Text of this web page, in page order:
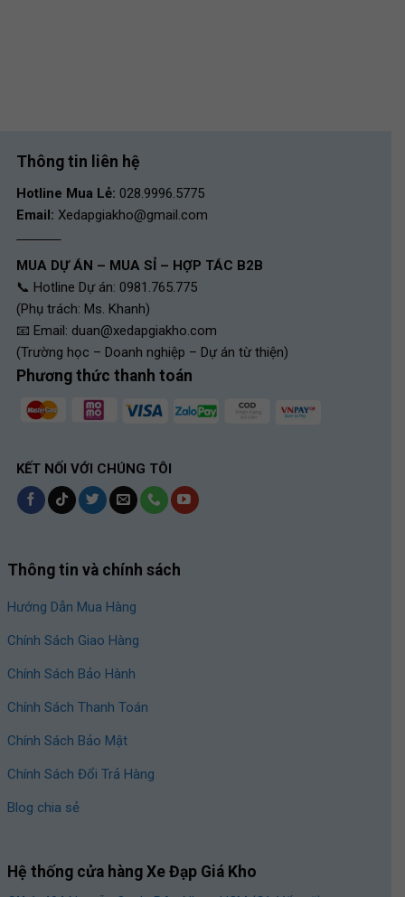
Thông tin liên hệ
Hotline Mua Lẻ: 028.9996.5775
Email: Xedapgiakho@gmail.com
MUA DỰ ÁN – MUA SỈ – HỢP TÁC B2B
📞 Hotline Dự án: 0981.765.775
(Phụ trách: Ms. Khanh)
📧 Email: duan@xedapgiakho.com
(Trường học – Doanh nghiệp – Dự án từ thiện)
Phương thức thanh toán
KẾT NỐI VỚI CHÚNG TÔI
Thông tin và chính sách
Hướng Dẫn Mua Hàng
Chính Sách Giao Hàng
Chính Sách Bảo Hành
Chính Sách Thanh Toán
Chính Sách Bảo Mật
Chính Sách Đổi Trả Hàng
Blog chia sẻ
Hệ thống cửa hàng Xe Đạp Giá Kho